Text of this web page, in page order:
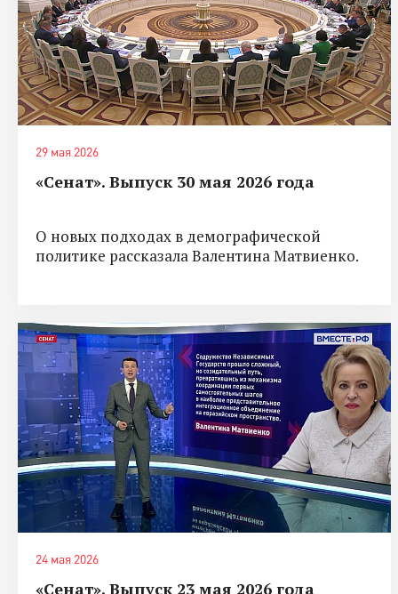
29 мая 2026
«Сенат». Выпуск 30 мая 2026 года
О новых подходах в демографической
политике рассказала Валентина Матвиенко.
24 мая 2026
«Сенат». Выпуск 23 мая 2026 года